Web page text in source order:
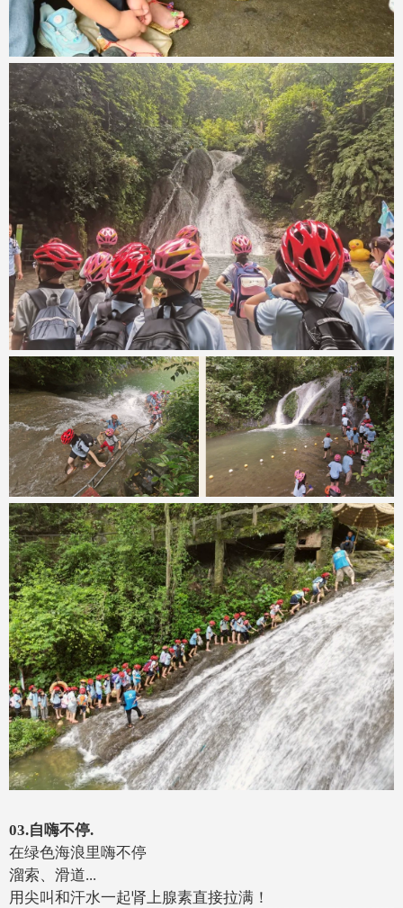
03.自嗨不停.
在绿色海浪里嗨不停
溜索、滑道...
用尖叫和汗水一起肾上腺素直接拉满！